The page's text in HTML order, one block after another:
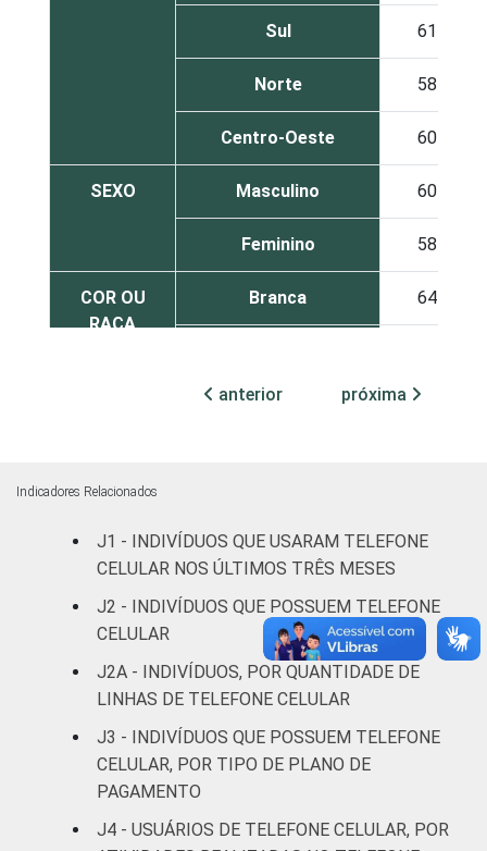
Sul 61
Norte 58
Centro-Oeste 60
SEXO Masculino 60
Feminino 58
COR OU
RAÇA
Branca 64
Preta 59
Não respondeu
GRAU DE
INSTRUÇÃO
Analfabeto/Educação
Infantil
7
Fundamental
Médio 67
anterior próxima
Indicadores Relacionados
J1 - INDIVÍDUOS QUE USARAM TELEFONE
CELULAR NOS ÚLTIMOS TRÊS MESES
J2 - INDIVÍDUOS QUE POSSUEM TELEFONE
CELULAR
J2A - INDIVÍDUOS, POR QUANTIDADE DE
LINHAS DE TELEFONE CELULAR
J3 - INDIVÍDUOS QUE POSSUEM TELEFONE
CELULAR, POR TIPO DE PLANO DE
PAGAMENTO
J4 - USUÁRIOS DE TELEFONE CELULAR, POR